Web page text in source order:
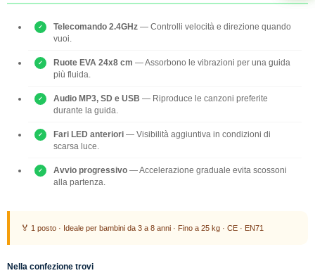
Telecomando 2.4GHz — Controlli velocità e direzione quando
vuoi.
Ruote EVA 24x8 cm — Assorbono le vibrazioni per una guida
più fluida.
Audio MP3, SD e USB — Riproduce le canzoni preferite
durante la guida.
Fari LED anteriori — Visibilità aggiuntiva in condizioni di
scarsa luce.
Avvio progressivo — Accelerazione graduale evita scossoni
alla partenza.
🏅 1 posto · Ideale per bambini da 3 a 8 anni · Fino a 25 kg · CE · EN71
Nella confezione trovi